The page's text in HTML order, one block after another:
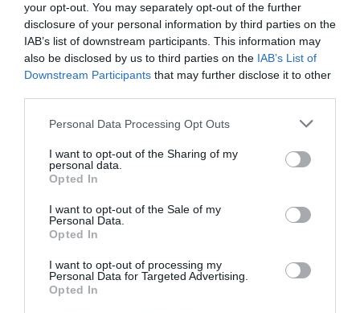
your opt-out. You may separately opt-out of the further
disclosure of your personal information by third parties on the
IAB’s list of downstream participants. This information may
also be disclosed by us to third parties on the IAB’s List of
Downstream Participants that may further disclose it to other
Please note that this website/app uses one or more Google
not limited to your visit or usage behaviour. You may click to
grant or deny consent to Google and its third-party tags to
use your data for below specified purposes in below Google
consent section.
Personal Data Processing Opt Outs
I want to opt-out of the Sharing of my
personal data.
Opted In
I want to opt-out of the Sale of my
Personal Data.
Opted In
I want to opt-out of processing my
Personal Data for Targeted Advertising.
Opted In
ΕΛΛΑΔΑ